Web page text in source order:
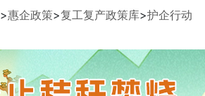
>惠企政策>复工复产政策库>护企行动